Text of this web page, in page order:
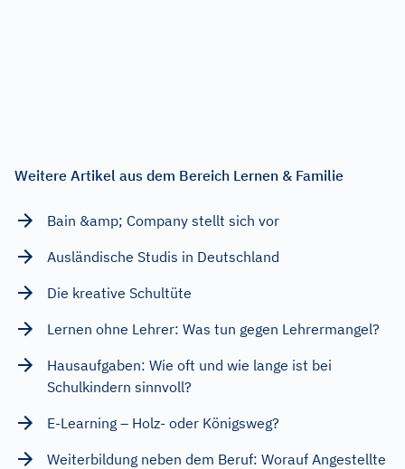
Weitere Artikel aus dem Bereich Lernen & Familie
Bain &amp; Company stellt sich vor
Ausländische Studis in Deutschland
Die kreative Schultüte
Lernen ohne Lehrer: Was tun gegen Lehrermangel?
Hausaufgaben: Wie oft und wie lange ist bei
Schulkindern sinnvoll?
E-Learning – Holz- oder Königsweg?
Weiterbildung neben dem Beruf: Worauf Angestellte